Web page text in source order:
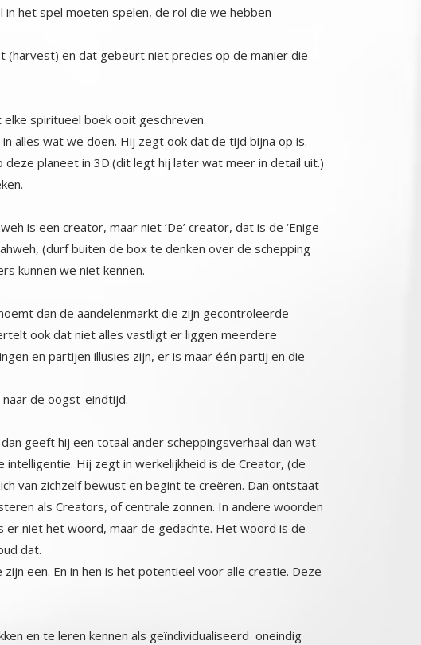
(harvest) en dat gebeurt niet precies op de manier die
elke spiritueel boek ooit geschreven.
alles wat we doen. Hij zegt ook dat de tijd bijna op is.
deze planeet in 3D.(dit legt hij later wat meer in detail uit.)
is een creator, maar niet ‘De’ creator, dat is de ‘Enige
(durf buiten de box te denken over de schepping
kunnen we niet kennen.
dan de aandelenmarkt die zijn gecontroleerde
ook dat niet alles vastligt er liggen meerdere
en partijen illusies zijn, er is maar één partij en die
de oogst-eindtijd.
geeft hij een totaal ander scheppingsverhaal dan wat
intelligentie. Hij zegt in werkelijkheid is de Creator, (de
van zichzelf bewust en begint te creëren. Dan ontstaat
als Creators, of centrale zonnen. In andere woorden
er niet het woord, maar de gedachte. Het woord is de
dat.
een. En in hen is het potentieel voor alle creatie. Deze
en te leren kennen als geïndividualiseerd oneindig
is steeds minder bewustzijn. Er worden planetaire
eerste dimensie, net als alle andere creaties zijn deze